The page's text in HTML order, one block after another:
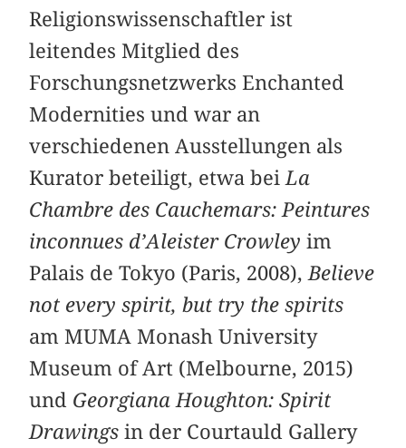
Religionswissenschaftler ist
leitendes Mitglied des
Forschungsnetzwerks Enchanted
Modernities und war an
verschiedenen Ausstellungen als
Kurator beteiligt, etwa bei La
Chambre des Cauchemars: Peintures
inconnues d’Aleister Crowley im
Palais de Tokyo (Paris, 2008), Believe
not every spirit, but try the spirits
am MUMA Monash University
Museum of Art (Melbourne, 2015)
und Georgiana Houghton: Spirit
Drawings in der Courtauld Gallery